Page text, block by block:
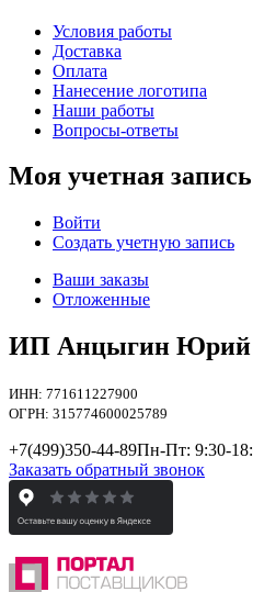
Условия работы
Доставка
Оплата
Нанесение логотипа
Наши работы
Вопросы-ответы
Моя учетная запись
Войти
Создать учетную запись
Ваши заказы
Отложенные
ИП Анцыгин Юрий
ИНН: 771611227900
ОГРН: 315774600025789
+7(499)350-44-89Пн-Пт: 9:30-
Заказать обратный звонок